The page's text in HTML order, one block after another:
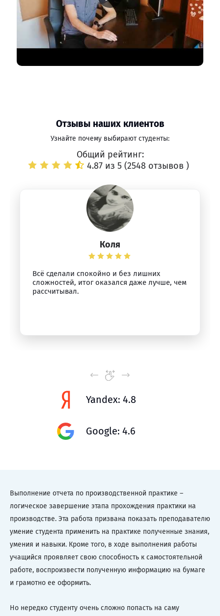
Отзывы наших клиентов
Узнайте почему выбирают студенты:
Общий рейтинг:
4.87 из 5 (2548 отзывов )
Коля
Всё сделали спокойно и без лишних
сложностей, итог оказался даже лучше, чем
рассчитывал.
Yandex: 4.8
Google: 4.6
Выполнение отчета по производственной практике –
логическое завершение этапа прохождения практики на
производстве. Эта работа призвана показать преподавателю
умение студента применить на практике полученные знания,
умения и навыки. Кроме того, в ходе выполнения работы
учащийся проявляет свою способность к самостоятельной
работе, воспроизвести полученную информацию на бумаге
и грамотно ее оформить.
Но нередко студенту очень сложно попасть на саму